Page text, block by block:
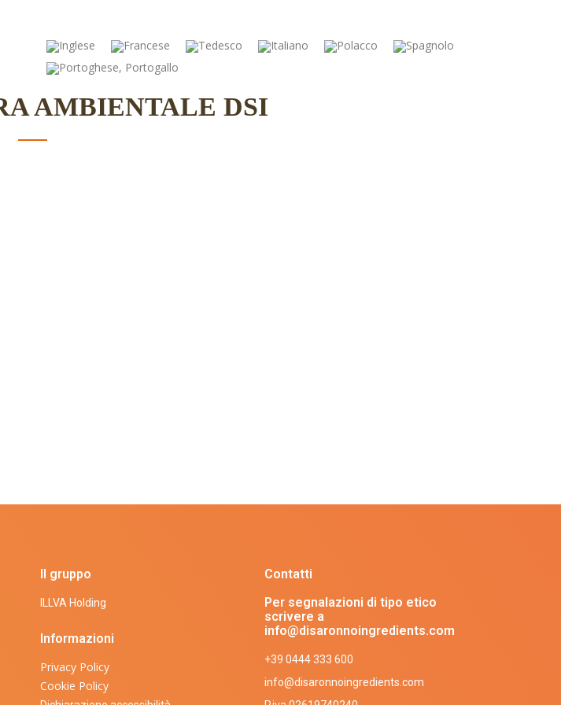
Education
AMBIENTALE DSI
Il gruppo
ILLVA Holding
Informazioni
Privacy Policy
Cookie Policy
Contatti
Per segnalazioni di tipo etico
scrivere a
info@disaronnoingredients.com
+39 0444 333 600
info@disaronnoingredients.com